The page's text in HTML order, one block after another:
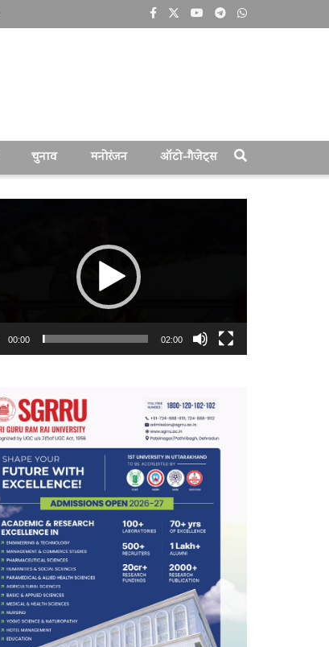
चुनाव मनोरंजन ऑटो-गैजेट्स
00:00 02:00